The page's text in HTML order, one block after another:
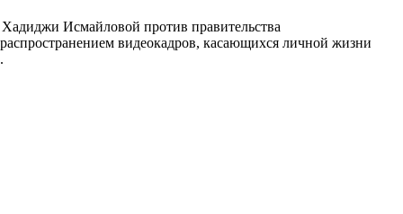
Исмайловой против правительства
видеокадров, касающихся личной жизни